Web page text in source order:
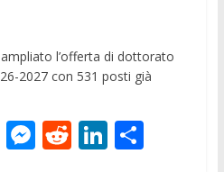
l’offerta di dottorato
2027 con 531 posti già
M R Li C